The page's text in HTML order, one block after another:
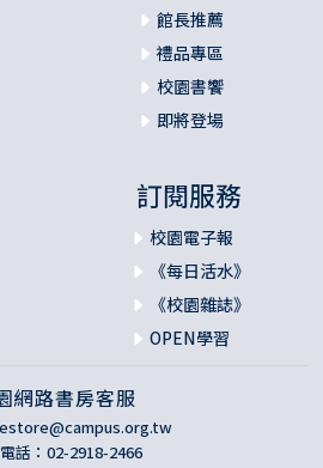
館長推薦
禮品專區
校園書饗
即將登場
訂閱服務
校園電子報
《每日活水》
《校園雜誌》
OPEN學習
網路書房客服
estore@campus.org.tw
話：02-2918-2466